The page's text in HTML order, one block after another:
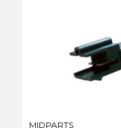
PRODUCENT
MIDPARTS